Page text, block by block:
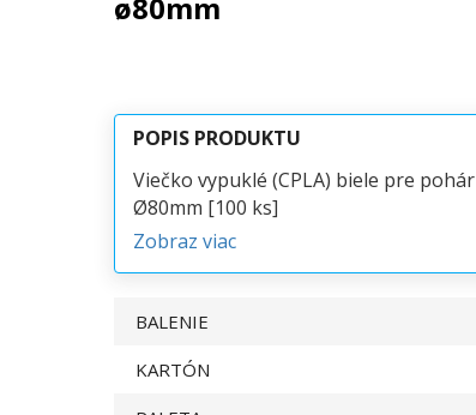
POPIS PRODUKTU
Viečko vypuklé (CPLA) biele pre pohár
Ø80mm [100 ks]
Zobraz viac
BALENIE
KARTÓN